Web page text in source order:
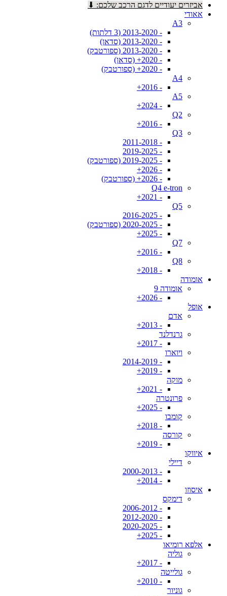
אביזרים יעודיים לדגם הרכב שלכם: ⬇
אאודי
A3
- 2013-2020 (3 דלתות)
- 2013-2020 (סדאן)
- 2013-2020 (ספורטבק)
- 2020+ (סדאן)
- 2020+ (ספורטבק)
A4
- 2016+
A5
- 2024+
Q2
- 2016+
Q3
- 2011-2018
- 2019-2025
- 2019-2025 (ספורטבק)
- 2026+
- 2026+ (ספורטבק)
Q4 e-tron
- 2021+
Q5
- 2016-2025
- 2020-2025 (ספורטבק)
- 2025+
Q7
- 2016+
Q8
- 2018+
אומודה
אומודה 9
- 2026+
אופל
אדם
- 2013+
גרנדלנד
- 2017+
ויוארו
- 2014-2019
- 2019+
מוקה
- 2021+
פרונטרה
- 2025+
קומבו
- 2018+
קורסה
- 2019+
איווקו
דיילי
- 2000-2013
- 2014+
איסוזו
דימקס
- 2006-2012
- 2012-2020
- 2020-2025
- 2025+
אלפא רומיאו
גוליה
- 2017+
גולייטה
- 2010+
גוניור